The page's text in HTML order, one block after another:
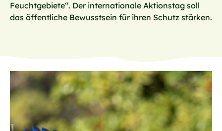
Feuchtgebiete“. Der internationale Aktionstag soll
das öffentliche Bewusstsein für ihren Schutz stärken.